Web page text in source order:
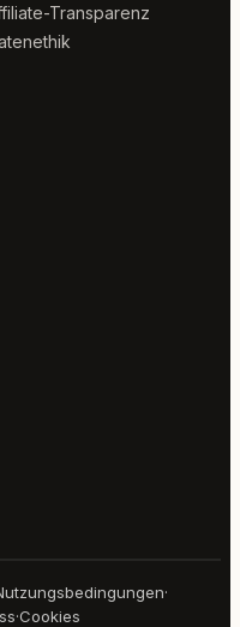
Transparenz
·
·Cookies